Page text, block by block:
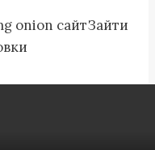
onion сайтЗайти